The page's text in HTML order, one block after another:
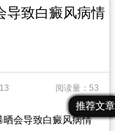
最新文章
热门文章
推荐文章
导致白癜风病情
阅读量：53
晒会导致白癜风病情